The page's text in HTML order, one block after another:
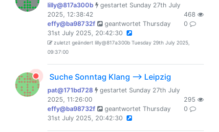
468
0
lilly@817a300b
gestartet Sunday 27th July
2025, 12:38:42
effy@ba98732f
geantwortet Thursday
31st July 2025, 20:42:30
zuletzt geändert lilly@817a300b Tuesday 29th July 2025,
09:37:00
Suche Sonntag Klang --> Leipzig
295
0
pat@171bd728
gestartet Sunday 27th July
2025, 11:26:00
effy@ba98732f
geantwortet Thursday
31st July 2025, 20:42:30